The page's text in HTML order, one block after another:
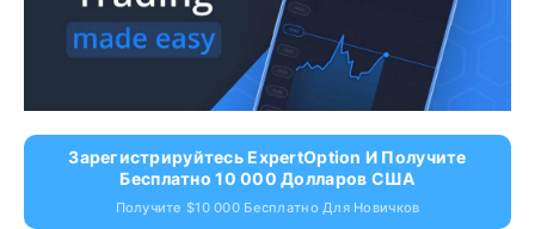
Зарегистрируйтесь ExpertOption И Получите
Бесплатно 10 000 Долларов США
Получите $10 000 Бесплатно Для Новичков